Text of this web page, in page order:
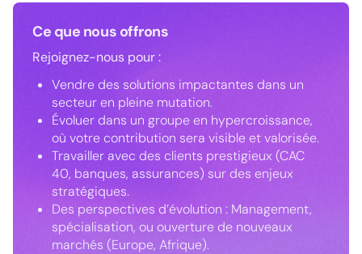
Ce que nous offrons
Rejoignez-nous pour :
Vendre des solutions impactantes dans un
secteur en pleine mutation.
Évoluer dans un groupe en hypercroissance,
où votre contribution sera visible et valorisée.
Travailler avec des clients prestigieux (CAC
40, banques, assurances) sur des enjeux
stratégiques.
Des perspectives d’évolution : Management,
spécialisation, ou ouverture de nouveaux
marchés (Europe, Afrique).